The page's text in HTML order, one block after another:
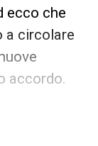
ecco che
a circolare
accordo.
il